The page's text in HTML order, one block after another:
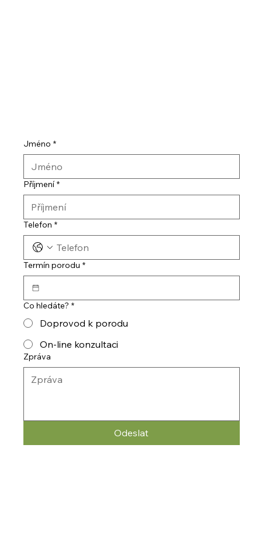
Jméno *
Příjmení *
Telefon *
Termín porodu *
Co hledáte? *
Doprovod k porodu
On-line konzultaci
Zpráva
Odeslat